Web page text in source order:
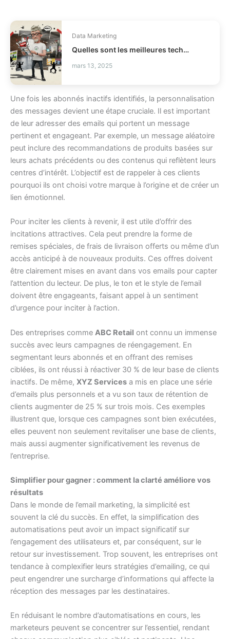
Data Marketing
Quelles sont les meilleures techniques d’upselling pour un small business ?
mars 13, 2025
Une fois les abonnés inactifs identifiés, la personnalisation
des messages devient une étape cruciale. Il est important
de leur adresser des emails qui portent un message
pertinent et engageant. Par exemple, un message aléatoire
peut inclure des recommandations de produits basées sur
leurs achats précédents ou des contenus qui reflètent leurs
centres d’intérêt. L’objectif est de rappeler à ces clients
pourquoi ils ont choisi votre marque à l’origine et de créer un
lien émotionnel.
Pour inciter les clients à revenir, il est utile d’offrir des
incitations attractives. Cela peut prendre la forme de
remises spéciales, de frais de livraison offerts ou même d’un
accès anticipé à de nouveaux produits. Ces offres doivent
être clairement mises en avant dans vos emails pour capter
l’attention du lecteur. De plus, le ton et le style de l’email
doivent être engageants, faisant appel à un sentiment
d’urgence pour inciter à l’action.
Des entreprises comme ABC Retail ont connu un immense
succès avec leurs campagnes de réengagement. En
segmentant leurs abonnés et en offrant des remises
ciblées, ils ont réussi à réactiver 30 % de leur base de clients
inactifs. De même, XYZ Services a mis en place une série
d’emails plus personnels et a vu son taux de rétention de
clients augmenter de 25 % sur trois mois. Ces exemples
illustrent que, lorsque ces campagnes sont bien exécutées,
elles peuvent non seulement revitaliser une base de clients,
mais aussi augmenter significativement les revenus de
l’entreprise.
Simplifier pour gagner : comment la clarté améliore vos
résultats
Dans le monde de l’email marketing, la simplicité est
souvent la clé du succès. En effet, la simplification des
automatisations peut avoir un impact significatif sur
l’engagement des utilisateurs et, par conséquent, sur le
retour sur investissement. Trop souvent, les entreprises ont
tendance à complexifier leurs stratégies d’emailing, ce qui
peut engendrer une surcharge d’informations qui affecte la
réception des messages par les destinataires.
En réduisant le nombre d’automatisations en cours, les
marketeurs peuvent se concentrer sur l’essentiel, rendant